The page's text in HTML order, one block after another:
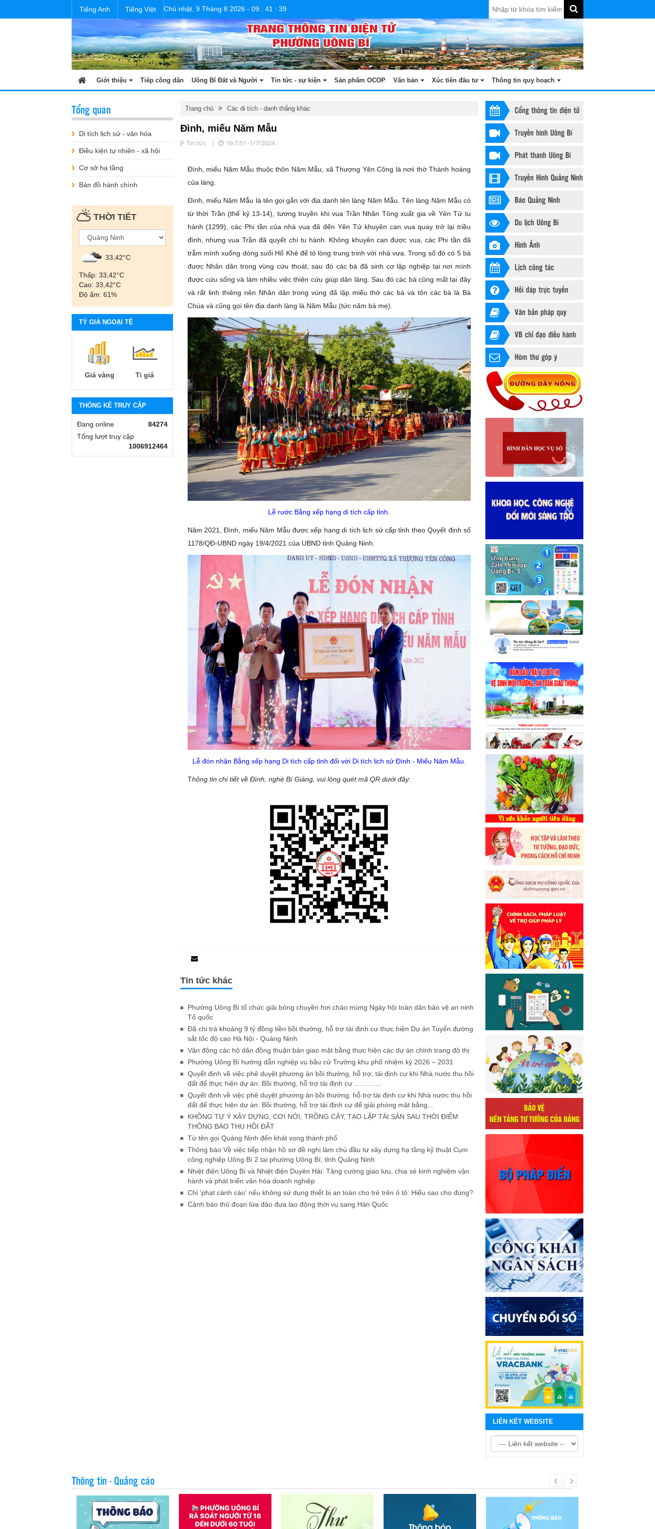
Tiếng Anh Tiếng Việt Chủ nhật, 9 Tháng 8 2026 - 09 : 41 : 40
Giới thiệu Tiếp công dân Uông Bí Đất và Người Tin tức - sự kiện Sản phẩm OCOP Văn bản Xúc tiến đầu tư Thông tin quy hoạch
Cổng thông tin điện tử
Truyền hình Uông Bí
Phát thanh Uông Bí
Truyền Hình Quảng Ninh
Báo Quảng Ninh
Du lịch Uông Bí
Hình Ảnh
Lịch công tác
Hỏi đáp trực tuyến
Văn bản pháp quy
VB chỉ đạo điều hành
Hòm thư góp ý
LIÊN KẾT WEBSITE
Trang chủ Các di tích - danh thắng khác
Đình, miếu Năm Mẫu
Tin tức 16:7:51 -1/7/2024
Đình, miếu Năm Mẫu thuộc thôn Năm Mẫu, xã Thượng Yên Công là nơii thờ Thành hoàng
của làng.
Đình, miếu Năm Mẫu là tên gọi gắn với địa danh tên làng Năm Mẫu. Tên làng Năm Mẫu có
từ thời Trần (thế kỷ 13-14), tương truyền khi vua Trần Nhân Tông xuất gia về Yên Tử tu
hành (1299), các Phi tần của nhà vua đã đến Yên Tử khuyên can vua quay trở lại triều
đình, nhưng vua Trần đã quyết chí tu hành. Không khuyên can được vua, các Phi tần đã
trẫm mình xuống dòng suối Hổ Khê để tỏ lòng trung trinh với nhà vưa. Trong số đó có 5 bà
được Nhân dân trong vùng cứu thoát, sau đó các bà đã sinh cơ lập nghiệp tại nơi mình
được cứu sống và làm nhiều việc thiện cứu giúp dân làng. Sau đó các bà cũng mất tại đây
và rất linh thiêng nên Nhân dân trong vùng đã lập miếu thờ các bà và tôn các bà là Bà
Chúa và cũng gọi tên địa danh làng là Năm Mẫu (tức năm bà mẹ).
Lễ rước Bằng xếp hạng di tích cấp tỉnh.
Năm 2021, Đình, miếu Năm Mẫu được xếp hạng di tích lịch sử cấp tỉnh theo Quyết định số
1178/QĐ-UBND ngày 19/4/2021 của UBND tỉnh Quảng Ninh.
Lễ đón nhận Bằng xếp hạng Di tích cấp tỉnh đối với Di tích lịch sử Đình - Miếu Năm Mẫu.
Thông tin chi tiết về Đình, nghè Bí Giàng, vui lòng quét mã QR dưới đây:
Tin tức khác
Phường Uông Bí tổ chức giải bóng chuyền hơi chào mừng Ngày hội toàn dân bảo vệ an ninh
Tổ quốc
Đã chi trả khoảng 9 tỷ đồng tiền bồi thường, hỗ trợ tái định cư thực hiện Dự án Tuyến đường
sắt tốc độ cao Hà Nội - Quảng Ninh
Vận động các hộ dân đồng thuận bàn giao mặt bằng thực hiện các dự án chỉnh trang đô thị
Phường Uông Bí hướng dẫn nghiệp vụ bầu cử Trưởng khu phố nhiệm kỳ 2026 – 2031
Quyết định về việc phê duyệt phương án bồi thường, hỗ trợ, tái định cư khi Nhà nước thu hồi
đất để thực hiện dự án: Bồi thường, hỗ trợ tái định cư ..............
Quyết định về việc phê duyệt phương án bồi thường, hỗ trợ tái định cư khi Nhà nước thu hồi
đất để thực hiện dự án: Bồi thường, hỗ trợ tái định cư để giải phóng mặt bằng...
KHÔNG TỰ Ý XÂY DỰNG, CƠI NỚI, TRỒNG CÂY, TẠO LẬP TÀI SẢN SAU THỜI ĐIỂM
THÔNG BÁO THU HỒI ĐẤT
Từ tên gọi Quảng Ninh đến khát vọng thành phố
Thông báo Về việc tiếp nhận hồ sơ đề nghị làm chủ đầu tư xây dựng hạ tầng kỹ thuật Cụm
công nghiệp Uông Bí 2 tại phường Uông Bí, tỉnh Quảng Ninh
Nhiệt điện Uông Bí và Nhiệt điện Duyên Hải: Tăng cường giao lưu, chia sẻ kinh nghiệm vận
hành và phát triển văn hóa doanh nghiệp
Chỉ 'phạt cảnh cáo' nếu không sử dụng thiết bị an toàn cho trẻ trên ô tô: Hiểu sao cho đúng?
Cảnh báo thủ đoạn lừa đảo đưa lao động thời vụ sang Hàn Quốc
Tổng quan
Di tích lịch sử - văn hóa
Điều kiện tự nhiên - xã hội
Cơ sở hạ tầng
Bản đồ hành chính
THỜI TIẾT
33,42°С
Thấp: 33,42°С
Cao: 33,42°С
Độ ẩm: 61%
TỶ GIÁ NGOẠI TỆ
Giá vàng Tỉ giá
THỐNG KÊ TRUY CẬP
Đang online
84274
Tổng lượt truy cập
1006912464
Thông tin - Quảng cáo